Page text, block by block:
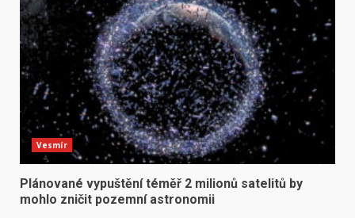
Vesmír
Plánované vypuštění téměř 2 milionů satelitů by
mohlo zničit pozemní astronomii